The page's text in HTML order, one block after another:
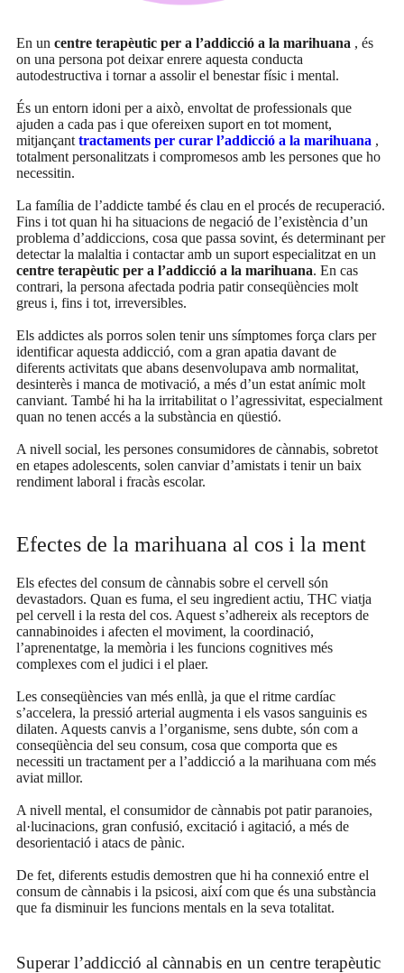
En un centre terapèutic per a l’addicció a la marihuana , és
on una persona pot deixar enrere aquesta conducta
autodestructiva i tornar a assolir el benestar físic i mental.
És un entorn idoni per a això, envoltat de professionals que
ajuden a cada pas i que ofereixen suport en tot moment,
mitjançant tractaments per curar l’addicció a la marihuana ,
totalment personalitzats i compromesos amb les persones que ho
necessitin.
La família de l’addicte també és clau en el procés de recuperació.
Fins i tot quan hi ha situacions de negació de l’existència d’un
problema d’addiccions, cosa que passa sovint, és determinant per
detectar la malaltia i contactar amb un suport especialitzat en un
centre terapèutic per a l’addicció a la marihuana. En cas
contrari, la persona afectada podria patir conseqüències molt
greus i, fins i tot, irreversibles.
Els addictes als porros solen tenir uns símptomes força clars per
identificar aquesta addicció, com a gran apatia davant de
diferents activitats que abans desenvolupava amb normalitat,
desinterès i manca de motivació, a més d’un estat anímic molt
canviant. També hi ha la irritabilitat o l’agressivitat, especialment
quan no tenen accés a la substància en qüestió.
A nivell social, les persones consumidores de cànnabis, sobretot
en etapes adolescents, solen canviar d’amistats i tenir un baix
rendiment laboral i fracàs escolar.
Efectes de la marihuana al cos i la ment
Els efectes del consum de cànnabis sobre el cervell són
devastadors. Quan es fuma, el seu ingredient actiu, THC viatja
pel cervell i la resta del cos. Aquest s’adhereix als receptors de
cannabinoides i afecten el moviment, la coordinació,
l’aprenentatge, la memòria i les funcions cognitives més
complexes com el judici i el plaer.
Les conseqüències van més enllà, ja que el ritme cardíac
s’accelera, la pressió arterial augmenta i els vasos sanguinis es
dilaten. Aquests canvis a l’organisme, sens dubte, són com a
conseqüència del seu consum, cosa que comporta que es
necessiti un tractament per a l’addicció a la marihuana com més
aviat millor.
A nivell mental, el consumidor de cànnabis pot patir paranoies,
al·lucinacions, gran confusió, excitació i agitació, a més de
desorientació i atacs de pànic.
De fet, diferents estudis demostren que hi ha connexió entre el
consum de cànnabis i la psicosi, així com que és una substància
que fa disminuir les funcions mentals en la seva totalitat.
Superar l’addicció al cànnabis en un centre terapèutic